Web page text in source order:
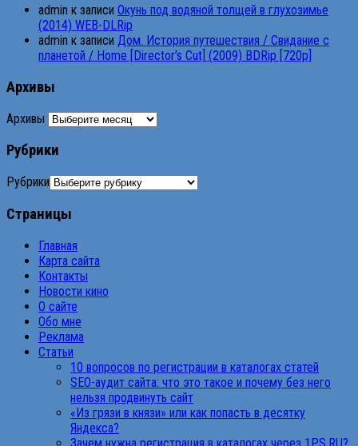
admin к записи Окунь под водяной толщей в глухозимье
(2014) WEB-DLRip
admin к записи Дом. История путешествия / Свидание с
планетой / Home [Director’s Cut] (2009) BDRip [720p]
Архивы
Архивы
Рубрики
Рубрики
Страницы
Главная
Карта сайта
Контакты
Новости кино
О сайте
Обо мне
Реклама
Статьи
10 вопросов по регистрации в каталогах статей
SEO-аудит сайта: что это такое и почему без него
нельзя продвинуть сайт
«Из грязи в князи» или как попасть в десятку
Яндекса?
Зачем нужна регистрация в каталогах через 1PS.RU?